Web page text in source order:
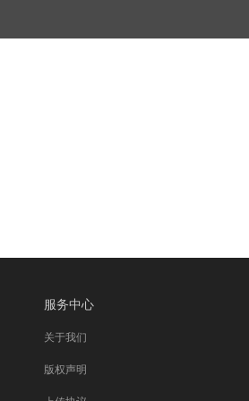
服务中心
关于我们
版权声明